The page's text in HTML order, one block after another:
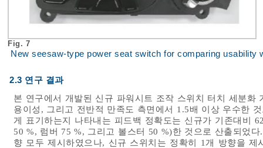
Fig. 7
New seesaw-type power seat switch for comparing usability
2.3 연구 결과
본 연구에서 개발된 신규 파워시트 조작 스위치 터치 세분
용이성, 그리고 전반적 만족도 측면에서 1.5배 이상 우수한
게 표기하는지 나타내는 피드백 정확도는 신규가 기존대비
50 %, 럼버 75 %, 그리고 볼스터 50 %)한 것으로 산출되었
향 모두 제시하였으나, 신규 스위치는 정확히 1개 방향을